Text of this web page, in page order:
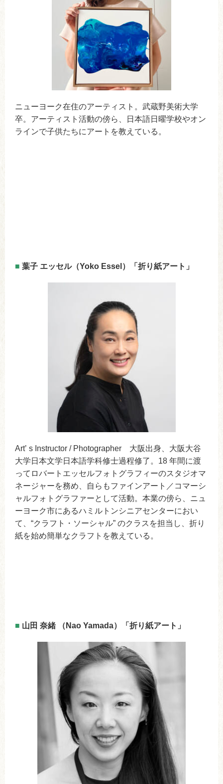
ニューヨーク在住のアーティスト。武蔵野美術大学
卒。アーティスト活動の傍ら、日本語日曜学校やオン
ラインで子供たちにアートを教えている。
■ 葉子 エッセル（Yoko Essel）「折り紙アート」
Artʼ s Instructor / Photographer 大阪出身、大阪大谷
大学日本文学日本語学科修士過程修了。18 年間に渡
ってロバートエッセルフォトグラフィーのスタジオマ
ネージャーを務め、自らもファインアート／コマーシ
ャルフォトグラファーとして活動。本業の傍ら、ニュ
ーヨーク市にあるハミルトンシニアセンターにおい
て、“クラフト・ソーシャル” のクラスを担当し、折り
紙を始め簡単なクラフトを教えている。
■ 山田 奈緒 （Nao Yamada）「折り紙アート」